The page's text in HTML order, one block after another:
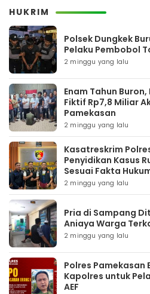
HUKRIM
Polsek Dungkek
Pelaku Pembobol
2 minggu yang lalu
Enam Tahun
Fiktif Rp7,8 Miliar
Pamekasan
2 minggu yang lalu
Kasatreskrim
Penyidikan Kasus
Sesuai Fakta
2 minggu yang lalu
Pria di Sampang
Aniaya Warga
2 minggu yang lalu
Polres Pamekasan
Kapolres untuk
AEF